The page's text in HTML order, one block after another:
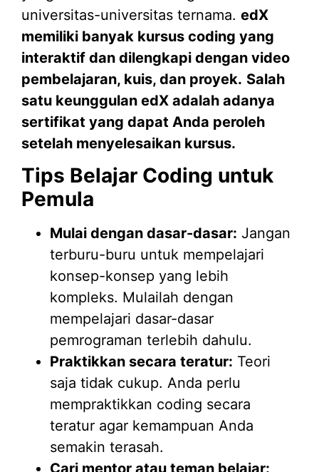
universitas-universitas ternama. edX
memiliki banyak kursus coding yang
interaktif dan dilengkapi dengan video
pembelajaran, kuis, dan proyek. Salah
satu keunggulan edX adalah adanya
sertifikat yang dapat Anda peroleh
setelah menyelesaikan kursus.
Tips Belajar Coding untuk
Pemula
Mulai dengan dasar-dasar: Jangan
terburu-buru untuk mempelajari
konsep-konsep yang lebih
kompleks. Mulailah dengan
mempelajari dasar-dasar
pemrograman terlebih dahulu.
Praktikkan secara teratur: Teori
saja tidak cukup. Anda perlu
mempraktikkan coding secara
teratur agar kemampuan Anda
semakin terasah.